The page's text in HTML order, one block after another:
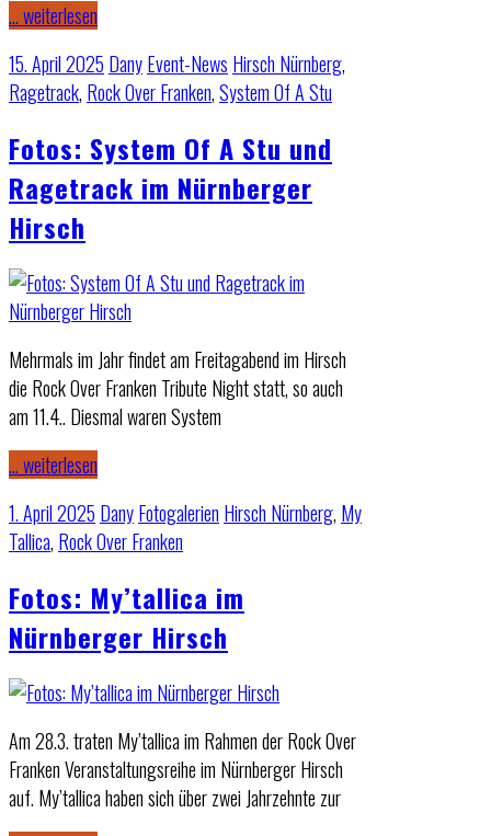
… weiterlesen
15. April 2025 DanyEvent-News Hirsch Nürnberg,
Ragetrack, Rock Over Franken,System Of A Stu
Fotos: System Of A Stu und
Ragetrack im Nürnberger
Hirsch
Mehrmals im Jahr findet am Freitagabend im Hirsch
die Rock Over Franken Tribute Night statt, so auch
am 11.4.. Diesmal waren System
… weiterlesen
1. April 2025 DanyFotogalerien Hirsch Nürnberg, My
Tallica, Rock Over Franken
Fotos: My’tallica im
Nürnberger Hirsch
Am 28.3. traten My’tallica im Rahmen der Rock Over
Franken Veranstaltungsreihe im Nürnberger Hirsch
auf. My’tallica haben sich über zwei Jahrzehnte zur